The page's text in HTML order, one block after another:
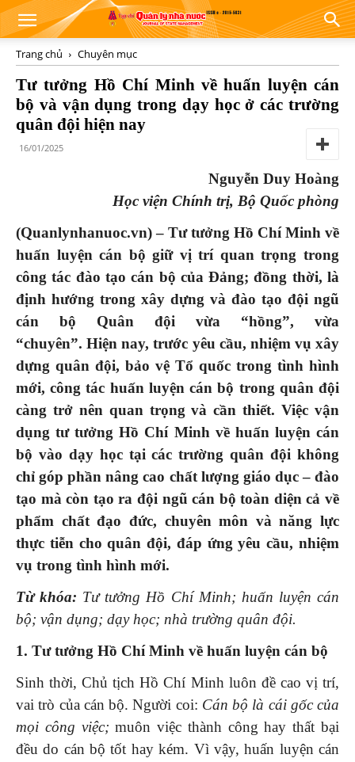
Trang chủ Chuyên mục
Tư tưởng Hồ Chí Minh về huấn luyện cán
bộ và vận dụng trong dạy học ở các trường
quân đội hiện nay
16/01/2025
Nguyễn Duy Hoàng
Học viện Chính trị, Bộ Quốc phòng
(Quanlynhanuoc.vn) – Tư tưởng Hồ Chí Minh về
huấn luyện cán bộ giữ vị trí quan trọng trong
công tác đào tạo cán bộ của Đảng; đồng thời, là
định hướng trong xây dựng và đào tạo đội ngũ
cán bộ Quân đội vừa “hồng”, vừa
“chuyên”. Hiện nay, trước yêu cầu, nhiệm vụ xây
dựng quân đội, bảo vệ Tổ quốc trong tình hình
mới, công tác huấn luyện cán bộ trong quân đội
càng trở nên quan trọng và cần thiết. Việc vận
dụng tư tưởng Hồ Chí Minh về huấn luyện cán
bộ vào dạy học tại các trường quân đội không
chỉ góp phần nâng cao chất lượng giáo dục – đào
tạo mà còn tạo ra đội ngũ cán bộ toàn diện cả về
phẩm chất đạo đức, chuyên môn và năng lực
thực tiễn cho quân đội, đáp ứng yêu cầu, nhiệm
vụ trong tình hình mới.
Từ khóa: Tư tưởng Hồ Chí Minh; huấn luyện cán
bộ; vận dụng; dạy học; nhà trường quân đội.
1. Tư tưởng Hồ Chí Minh về huấn luyện cán bộ
Sinh thời, Chủ tịch Hồ Chí Minh luôn đề cao vị trí,
vai trò của cán bộ. Người coi: Cán bộ là cái gốc của
mọi công việc; muôn việc thành công hay thất bại
đều do cán bộ tốt hay kém. Vì vậy, huấn luyện cán